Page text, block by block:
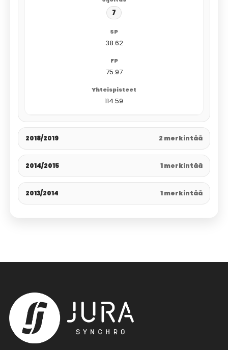
7
38.62
75.97
114.59
2018/2019 2 merkintää
2014/2015 1 merkintää
2013/2014 1 merkintää